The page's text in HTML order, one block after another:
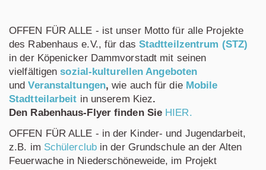
OFFEN FÜR ALLE - ist unser Motto für alle Projekte
des Rabenhaus e.V., für das Stadtteilzentrum (STZ)
in der Köpenicker Dammvorstadt mit seinen
vielfältigensozial-kulturellen Angeboten
undVeranstaltungen,wie auch für die Mobile
Stadtteilarbeit in unserem Kiez.
Den Rabenhaus-Flyer finden Sie HIER.
OFFEN FÜR ALLE - in der Kinder- und Jugendarbeit,
z.B. im Schülerclubin der Grundschule an der Alten
Feuerwache in Niederschöneweide, im Projekt